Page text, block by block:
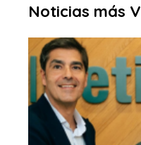
Noticias más